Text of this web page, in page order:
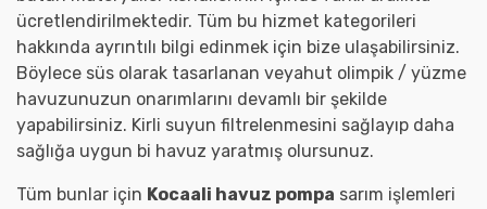
ücretlendirilmektedir. Tüm bu hizmet kategorileri
hakkında ayrıntılı bilgi edinmek için bize ulaşabilirsiniz.
Böylece süs olarak tasarlanan veyahut olimpik / yüzme
havuzunuzun onarımlarını devamlı bir şekilde
yapabilirsiniz. Kirli suyun filtrelenmesini sağlayıp daha
sağlığa uygun bi havuz yaratmış olursunuz.
Tüm bunlar için Kocaali havuz pompa sarım işlemleri